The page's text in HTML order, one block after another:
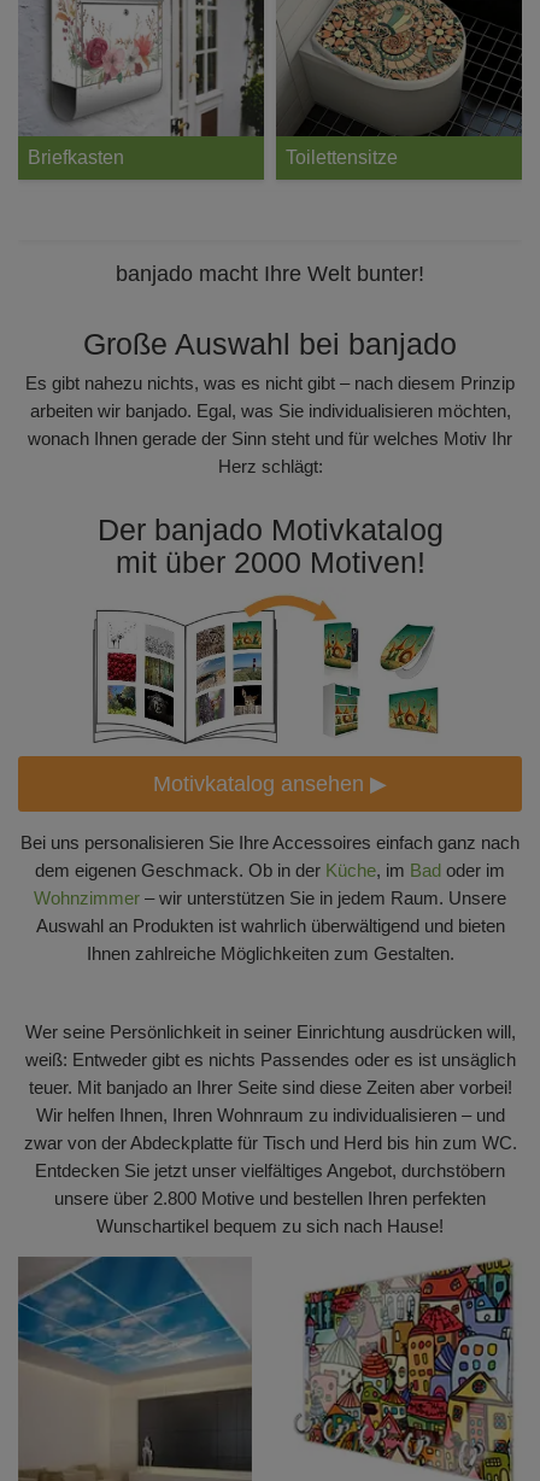
Briefkasten Toilettensitze
banjado macht Ihre Welt bunter!
Große Auswahl bei banjado
Es gibt nahezu nichts, was es nicht gibt – nach diesem Prinzip
arbeiten wir banjado. Egal, was Sie individualisieren möchten,
wonach Ihnen gerade der Sinn steht und für welches Motiv Ihr
Herz schlägt:
Der banjado Motivkatalog
mit über 2000 Motiven!
Motivkatalog ansehen ▶
Bei uns personalisieren Sie Ihre Accessoires einfach ganz nach
dem eigenen Geschmack. Ob in der Küche, im Bad oder im
Wohnzimmer – wir unterstützen Sie in jedem Raum. Unsere
Auswahl an Produkten ist wahrlich überwältigend und bieten
Ihnen zahlreiche Möglichkeiten zum Gestalten.
Wer seine Persönlichkeit in seiner Einrichtung ausdrücken will,
weiß: Entweder gibt es nichts Passendes oder es ist unsäglich
teuer. Mit banjado an Ihrer Seite sind diese Zeiten aber vorbei!
Wir helfen Ihnen, Ihren Wohnraum zu individualisieren – und
zwar von der Abdeckplatte für Tisch und Herd bis hin zum WC.
Entdecken Sie jetzt unser vielfältiges Angebot, durchstöbern
unsere über 2.800 Motive und bestellen Ihren perfekten
Wunschartikel bequem zu sich nach Hause!